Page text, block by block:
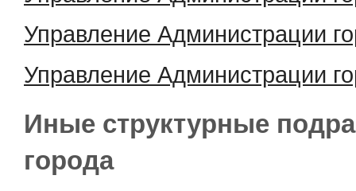
Управление Администрации
Управление Администрации
Иные структурные
города